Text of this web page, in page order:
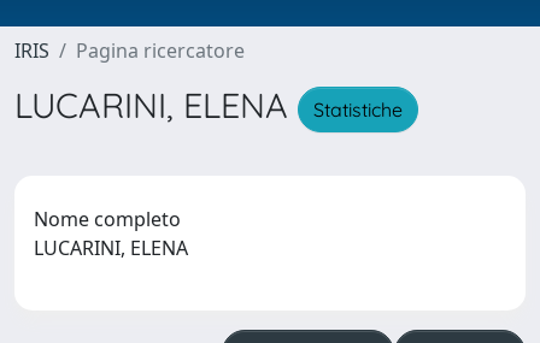
IRIS Pagina ricercatore
LUCARINI, ELENA Statistiche
Nome completo
LUCARINI, ELENA